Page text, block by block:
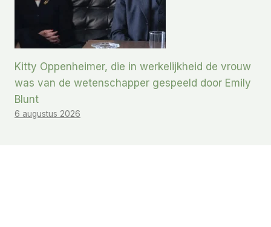
Kitty Oppenheimer, die in werkelijkheid de vrouw
was van de wetenschapper gespeeld door Emily
Blunt
6 augustus 2026